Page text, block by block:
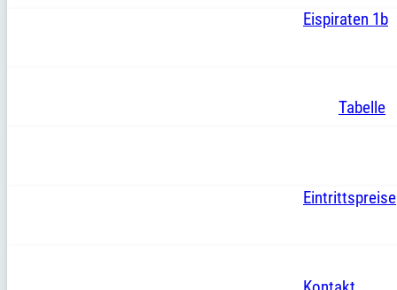
Eispiraten 1b
Tabelle
Eintrittspreise